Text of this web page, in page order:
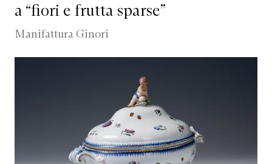
a “fiori e frutta sparse”
Manifattura Ginori